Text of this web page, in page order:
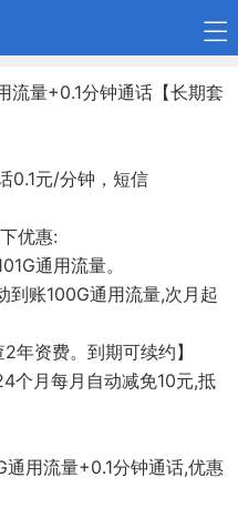
流量+0.1分钟通话【长期套
0.1元/分钟，短信
优惠:
通用流量。
到账100G通用流量,次月起
年资费。到期可续约】
个月每月自动减免10元,抵
用流量+0.1分钟通话,优惠